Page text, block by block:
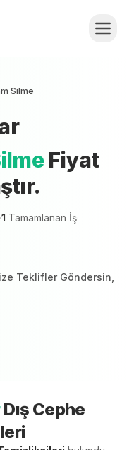
Ücretsiz Teklif Al
Silme
Fiyat
·1 Tamamlanan İş·
Teklifler Göndersin,
Dış Cephe